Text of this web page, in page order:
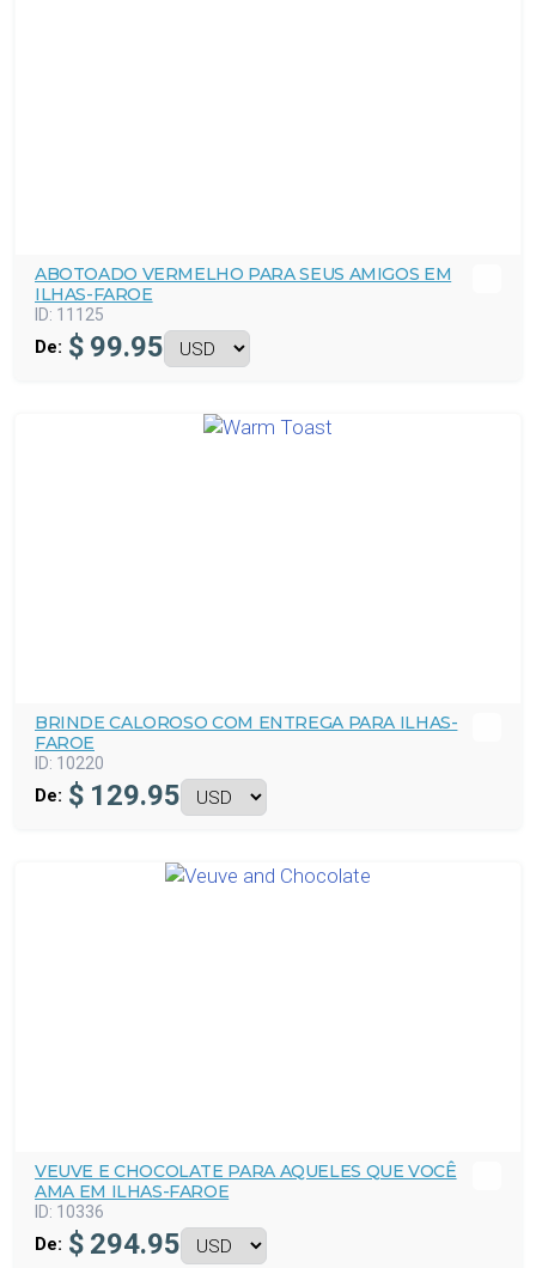
ABOTOADO VERMELHO PARA SEUS AMIGOS EM
ILHAS-FAROE
ID: 11125
De: $ 99.95
BRINDE CALOROSO COM ENTREGA PARA ILHAS-
FAROE
ID: 10220
De: $ 129.95
VEUVE E CHOCOLATE PARA AQUELES QUE VOCÊ
AMA EM ILHAS-FAROE
ID: 10336
De: $ 294.95